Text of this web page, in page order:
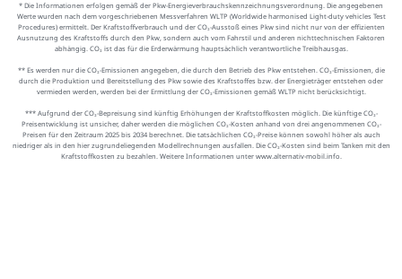
* Die Informationen erfolgen gemäß der Pkw-Energieverbrauchskennzeichnungsverordnung. Die angegebenen
Werte wurden nach dem vorgeschriebenen Messverfahren WLTP (Worldwide harmonised Light-duty vehicles Test
Procedures) ermittelt. Der Kraftstoffverbrauch und der CO₂-Ausstoß eines Pkw sind nicht nur von der effizienten
Ausnutzung des Kraftstoffs durch den Pkw, sondern auch vom Fahrstil und anderen nichttechnischen Faktoren
abhängig. CO₂ ist das für die Erderwärmung hauptsächlich verantwortliche Treibhausgas.
** Es werden nur die CO₂-Emissionen angegeben, die durch den Betrieb des Pkw entstehen. CO₂-Emissionen, die
durch die Produktion und Bereitstellung des Pkw sowie des Kraftstoffes bzw. der Energieträger entstehen oder
vermieden werden, werden bei der Ermittlung der CO₂-Emissionen gemäß WLTP nicht berücksichtigt.
*** Aufgrund der CO₂-Bepreisung sind künftig Erhöhungen der Kraftstoffkosten möglich. Die künftige CO₂-
Preisentwicklung ist unsicher, daher werden die möglichen CO₂-Kosten anhand von drei angenommenen CO₂-
Preisen für den Zeitraum 2025 bis 2034 berechnet. Die tatsächlichen CO₂-Preise können sowohl höher als auch
niedriger als in den hier zugrundeliegenden Modellrechnungen ausfallen. Die CO₂-Kosten sind beim Tanken mit den
Kraftstoffkosten zu bezahlen. Weitere Informationen unter www.alternativ-mobil.info.